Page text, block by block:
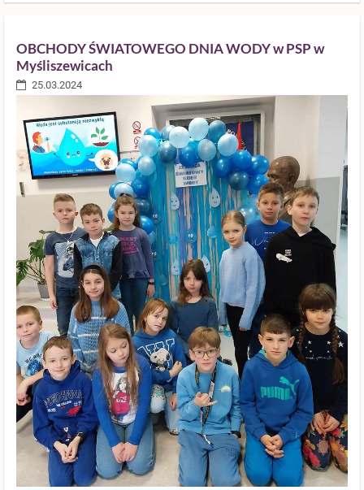
OBCHODY ŚWIATOWEGO DNIA WODY w PSP w
Myśliszewicach
25.03.2024